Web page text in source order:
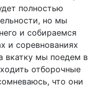
полностью
но мы
и собираемся
и соревнованиях
вкатку мы поедем в
отборочные
что они